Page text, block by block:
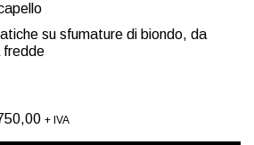
su sfumature di biondo, da
fredde
+ IVA